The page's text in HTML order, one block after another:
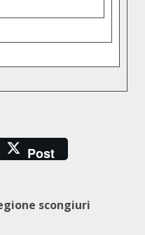
Post
scongiuri